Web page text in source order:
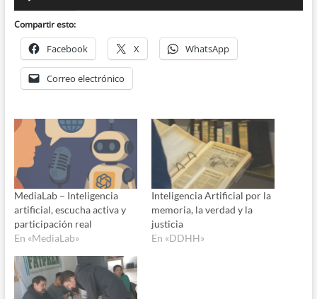
audio
Compartir esto:
Facebook X WhatsApp
Correo electrónico
MediaLab – Inteligencia
artificial, escucha activa y
participación real
En «MediaLab»
Inteligencia Artificial por la
memoria, la verdad y la
justicia
En «DDHH»